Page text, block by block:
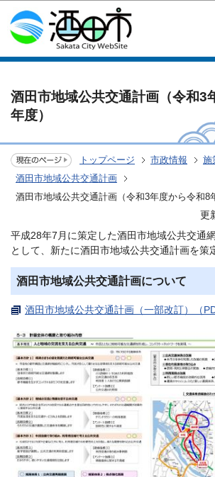
このページの本文へ移動
酒田市地域公共交通計画（令和3
年度）
トップページ 市政情報 施
酒田市地域公共交通計画
酒田市地域公共交通計画（令和3年度から令和8
更
平成28年7月に策定した酒田市地域公共交通
として、新たに酒田市地域公共交通計画を策
酒田市地域公共交通計画について
酒田市地域公共交通計画（一部改訂）（